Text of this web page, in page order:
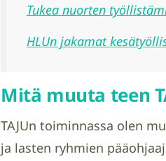
Tukea nuorten
HLUn jakamat
Mitä muuta teen
TAJUn toiminnassa olen
ja lasten ryhmien